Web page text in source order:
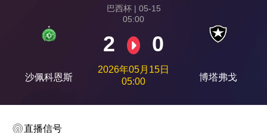
沙佩科恩斯
巴西杯 | 05-15
05:00
2 0
2026年05月15日
05:00
博塔弗戈
直播信号